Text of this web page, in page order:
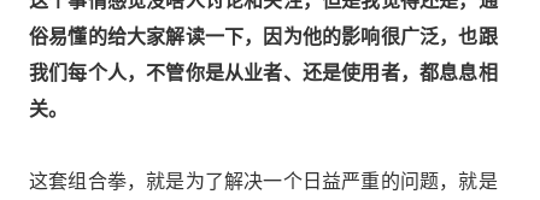
俗易懂的给大家解读一下，因为他的影响很广泛，也跟
我们每个人，不管你是从业者、还是使用者，都息息相
关。
这套组合拳，就是为了解决一个日益严重的问题，就是